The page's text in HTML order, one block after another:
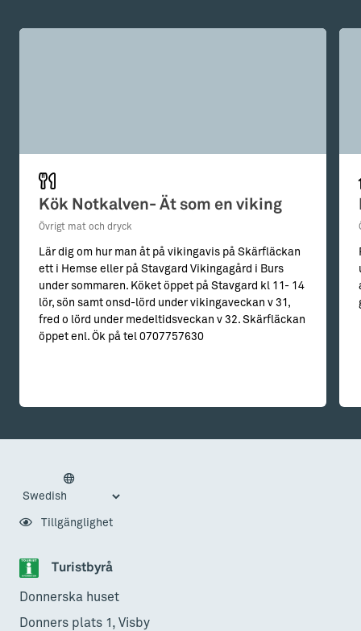
Kök Notkalven- Ät som en viking
Övrigt mat och dryck
Lär dig om hur man åt på vikingavis på Skärfläckan
ett i Hemse eller på Stavgard Vikingagård i Burs
under sommaren. Köket öppet på Stavgard kl 11- 14
lör, sön samt onsd-lörd under vikingaveckan v 31,
fred o lörd under medeltidsveckan v 32. Skärfläckan
öppet enl. Ök på tel 0707757630
Turistbyrå
Donnerska huset
Donners plats 1, Visby
Tillgänglighet